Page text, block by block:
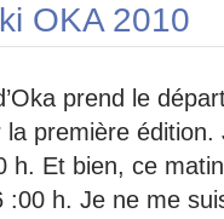
OKA 2010
prend le
première édition.
h. Et bien, ce
:00 h. Je ne me